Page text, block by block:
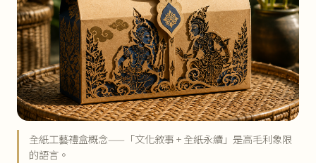
全紙工藝禮盒概念——「文化敘事 + 全紙永續」是高毛利象限
的語言。